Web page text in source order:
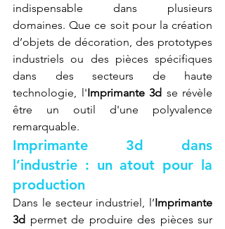
indispensable dans plusieurs
domaines. Que ce soit pour la création
d’objets de décoration, des prototypes
industriels ou des pièces spécifiques
dans des secteurs de haute
technologie, l'Imprimante 3d se révèle
être un outil d'une polyvalence
remarquable.
Imprimante 3d dans
l’industrie : un atout pour la
production
Dans le secteur industriel, l’Imprimante
3d permet de produire des pièces sur